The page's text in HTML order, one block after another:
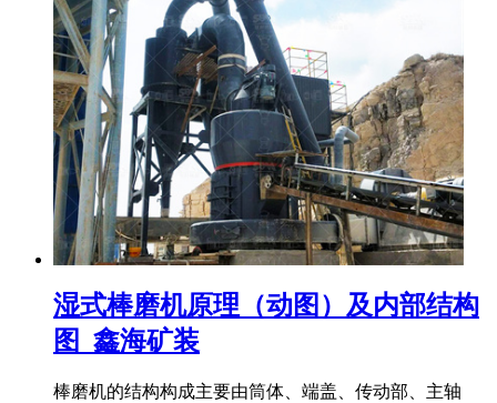
湿式棒磨机原理（动图）及内部结构
图_鑫海矿装
棒磨机的结构构成主要由筒体、端盖、传动部、主轴